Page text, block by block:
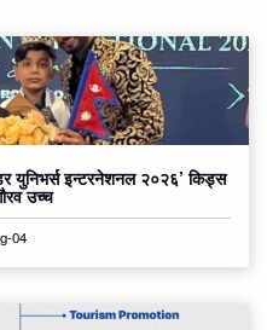
युनिभर्स इन्टरनेशनल २०२६’ किड्स
उच्च
04